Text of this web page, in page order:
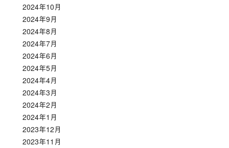
2024年10月
2024年9月
2024年8月
2024年7月
2024年6月
2024年5月
2024年4月
2024年3月
2024年2月
2024年1月
2023年12月
2023年11月